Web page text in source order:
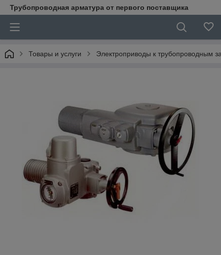
Трубопроводная арматура от первого поставщика
Товары и услуги Электроприводы к трубопроводным